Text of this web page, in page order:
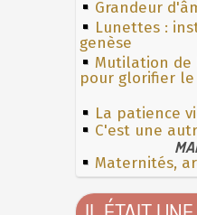
Grandeur
Lunettes :
genèse
Mutilation de
pour glorifier
La patience
C'est une
Maternités,